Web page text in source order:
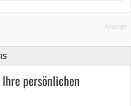
Anzeige
persönlichen